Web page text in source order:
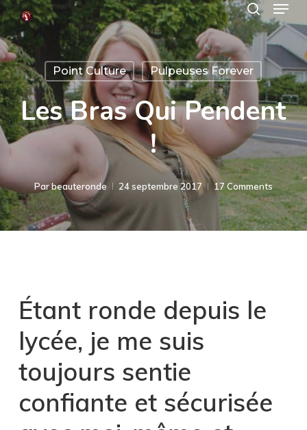
Skip
to
main
content
search
Point Culture Pulpeuses Forever
Les Bras Qui Pendent
!
Parbeauteronde 24 septembre 2017 17 Comments
Étant ronde depuis le
lycée, je me suis
toujours sentie
confiante et sécurisée
Close
Menu